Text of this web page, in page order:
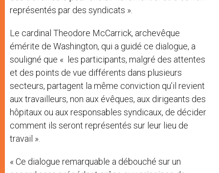
représentés par des syndicats ».
Le cardinal Theodore McCarrick, archevêque
émérite de Washington, qui a guidé ce dialogue, a
souligné que « les participants, malgré des attentes
et des points de vue différents dans plusieurs
secteurs, partagent la même conviction qu’il revient
aux travailleurs, non aux évêques, aux dirigeants des
hôpitaux ou aux responsables syndicaux, de décider
comment ils seront représentés sur leur lieu de
travail ».
« Ce dialogue remarquable a débouché sur un